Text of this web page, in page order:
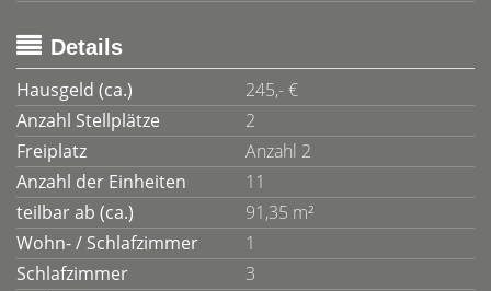
Details
Hausgeld (ca.)
245,- €
Anzahl Stellplätze
2
Freiplatz
Anzahl 2
Anzahl der Einheiten
11
teilbar ab (ca.)
91,35 m²
Wohn- / Schlafzimmer
1
Schlafzimmer
3